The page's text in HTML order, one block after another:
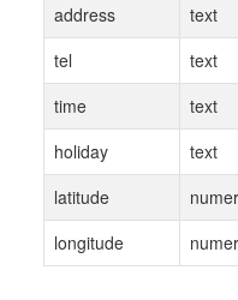
address
text
tel
text
time
text
holiday
text
latitude
longitude